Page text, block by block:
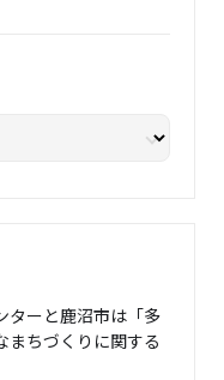
ターと鹿沼市は「多
まちづくりに関する